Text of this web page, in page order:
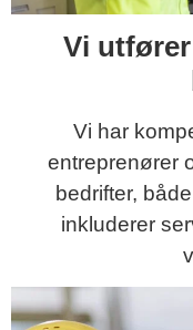
Vi
Vi har
entreprenører
bedrifter,
inkluderer